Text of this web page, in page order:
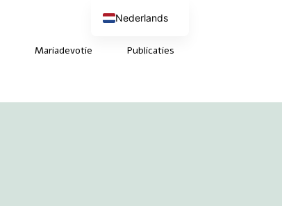
Mariadevotie Publicaties
Nederlands
Deutsch